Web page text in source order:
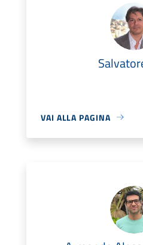
VAI ALLA PAGINA